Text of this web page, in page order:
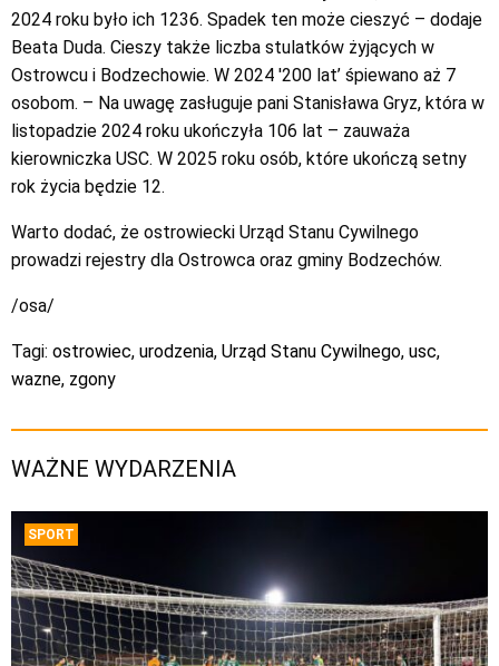
2024 roku było ich 1236. Spadek ten może cieszyć – dodaje
Beata Duda. Cieszy także liczba stulatków żyjących w
Ostrowcu i Bodzechowie. W 2024 '200 lat’ śpiewano aż 7
osobom. – Na uwagę zasługuje pani Stanisława Gryz, która w
listopadzie 2024 roku ukończyła 106 lat – zauważa
kierowniczka USC. W 2025 roku osób, które ukończą setny
rok życia będzie 12.
Warto dodać, że ostrowiecki Urząd Stanu Cywilnego
prowadzi rejestry dla Ostrowca oraz gminy Bodzechów.
/osa/
Tagi: ostrowiec, urodzenia, Urząd Stanu Cywilnego, usc,
wazne, zgony
WAŻNE WYDARZENIA
SPORT